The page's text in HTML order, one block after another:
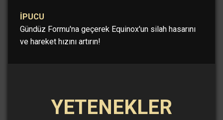
İPUCU
Gündüz Formu'na geçerek Equinox'un silah hasarını
ve hareket hızını artırın!
YETENEKLER